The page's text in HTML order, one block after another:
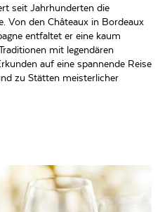
seit Jahrhunderten die
Von den Châteaux in Bordeaux
entfaltet er eine kaum
mit legendären
auf eine spannende Reise
zu Stätten meisterlicher